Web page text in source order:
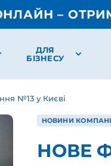
–
ДЛЯ
БІЗНЕСУ
№13 у Києві
НОВИНИ
НОВЕ